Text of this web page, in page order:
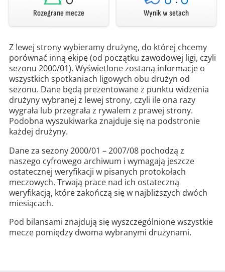
Rozegrane mecze Wynik w setach
Z lewej strony wybieramy drużynę, do której chcemy
porównać inną ekipę (od początku zawodowej ligi, czyli
sezonu 2000/01). Wyświetlone zostaną informacje o
wszystkich spotkaniach ligowych obu drużyn od
sezonu. Dane będą prezentowane z punktu widzenia
drużyny wybranej z lewej strony, czyli ile ona razy
wygrała lub przegrała z rywalem z prawej strony.
Podobna wyszukiwarka znajduje się na podstronie
każdej drużyny.
Dane za sezony 2000/01 – 2007/08 pochodzą z
naszego cyfrowego archiwum i wymagają jeszcze
ostatecznej weryfikacji w pisanych protokołach
meczowych. Trwają prace nad ich ostateczną
weryfikacją, które zakończą się w najbliższych dwóch
miesiącach.
Pod bilansami znajdują się wyszczególnione wszystkie
mecze pomiędzy dwoma wybranymi drużynami.